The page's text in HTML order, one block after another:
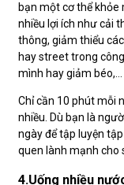
bạn một cơ thể khỏe
nhiều lợi ích như cải
thông, giảm thiểu
hay street trong
mình hay giảm béo,…
Chỉ cần 10 phút mỗi
nhiều. Dù bạn là
ngày để tập luyện
quen lành mạnh cho
4.Uống nhiều